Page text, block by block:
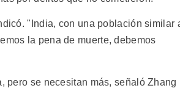
"India, con una población similar
la pena de muerte, debemos
pero se necesitan más, señaló Zhang